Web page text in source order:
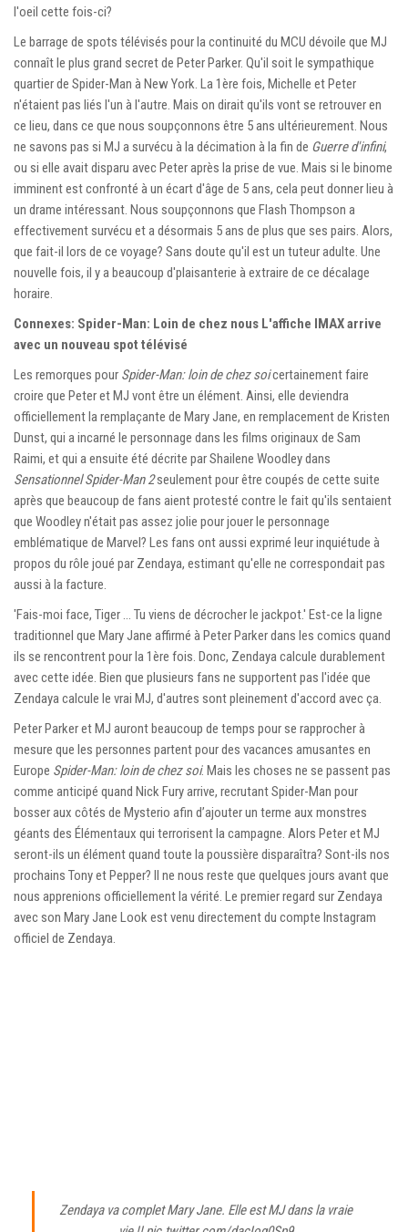
l'oeil cette fois-ci?
Le barrage de spots télévisés pour la continuité du MCU dévoile que MJ
connaît le plus grand secret de Peter Parker. Qu'il soit le sympathique
quartier de Spider-Man à New York. La 1ère fois, Michelle et Peter
n'étaient pas liés l'un à l'autre. Mais on dirait qu'ils vont se retrouver en
ce lieu, dans ce que nous soupçonnons être 5 ans ultérieurement. Nous
ne savons pas si MJ a survécu à la décimation à la fin de Guerre d'infini,
ou si elle avait disparu avec Peter après la prise de vue. Mais si le binome
imminent est confronté à un écart d'âge de 5 ans, cela peut donner lieu à
un drame intéressant. Nous soupçonnons que Flash Thompson a
effectivement survécu et a désormais 5 ans de plus que ses pairs. Alors,
que fait-il lors de ce voyage? Sans doute qu'il est un tuteur adulte. Une
nouvelle fois, il y a beaucoup d'plaisanterie à extraire de ce décalage
horaire.
Connexes: Spider-Man: Loin de chez nous L'affiche IMAX arrive
avec un nouveau spot télévisé
Les remorques pour Spider-Man: loin de chez soicertainement faire
croire que Peter et MJ vont être un élément. Ainsi, elle deviendra
officiellement la remplaçante de Mary Jane, en remplacement de Kristen
Dunst, qui a incarné le personnage dans les films originaux de Sam
Raimi, et qui a ensuite été décrite par Shailene Woodley dans
Sensationnel Spider-Man 2seulement pour être coupés de cette suite
après que beaucoup de fans aient protesté contre le fait qu'ils sentaient
que Woodley n'était pas assez jolie pour jouer le personnage
emblématique de Marvel? Les fans ont aussi exprimé leur inquiétude à
propos du rôle joué par Zendaya, estimant qu'elle ne correspondait pas
aussi à la facture.
'Fais-moi face, Tiger … Tu viens de décrocher le jackpot.' Est-ce la ligne
traditionnel que Mary Jane affirmé à Peter Parker dans les comics quand
ils se rencontrent pour la 1ère fois. Donc, Zendaya calcule durablement
avec cette idée. Bien que plusieurs fans ne supportent pas l'idée que
Zendaya calcule le vrai MJ, d'autres sont pleinement d'accord avec ça.
Peter Parker et MJ auront beaucoup de temps pour se rapprocher à
mesure que les personnes partent pour des vacances amusantes en
Europe Spider-Man: loin de chez soi. Mais les choses ne se passent pas
comme anticipé quand Nick Fury arrive, recrutant Spider-Man pour
bosser aux côtés de Mysterio afin d’ajouter un terme aux monstres
géants des Élémentaux qui terrorisent la campagne. Alors Peter et MJ
seront-ils un élément quand toute la poussière disparaîtra? Sont-ils nos
prochains Tony et Pepper? Il ne nous reste que quelques jours avant que
nous apprenions officiellement la vérité. Le premier regard sur Zendaya
avec son Mary Jane Look est venu directement du compte Instagram
officiel de Zendaya.
Zendaya va complet Mary Jane. Elle est MJ dans la vraie